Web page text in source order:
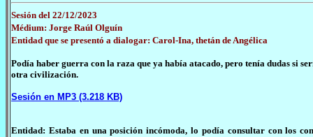
Sesión del 22/12/2023
Médium: Jorge Raúl Olguín
Entidad que se presentó a dialogar: Carol-Ina, thetán de Angélica
Podía haber guerra con la raza que ya había atacado, pero tenía dudas si
otra civilización.
Sesión en MP3 (3.218 KB)
Entidad: Estaba en una posición incómoda, lo podía consultar con los